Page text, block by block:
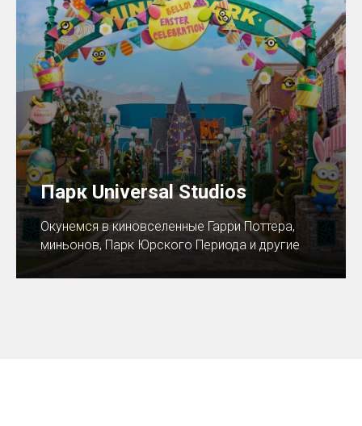
Парк Universal Studios
Окунемся в киновселенные Гарри Поттера,
миньонов, Парк Юрского Периода и другие